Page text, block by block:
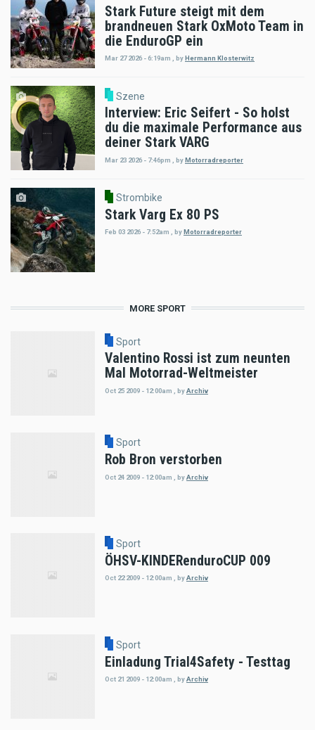
Stark Future steigt mit dem
brandneuen Stark OxMoto Team in
die EnduroGP ein
Mar 27 2026 - 6:19am byHermann Klosterwitz
Szene
Interview: Eric Seifert - So holst
du die maximale Performance aus
deiner Stark VARG
Mar 23 2026 - 7:46pm byMotorradreporter
Strombike
Stark Varg Ex 80 PS
Feb 03 2026 - 7:52am , by Motorradreporter
MORE SPORT
Sport
Valentino Rossi ist zum neunten
Mal Motorrad-Weltmeister
Oct 25 2009 - 12:00am byArchiv
Sport
Rob Bron verstorben
Oct 24 2009 - 12:00am byArchiv
Sport
ÖHSV-KINDERenduroCUP 009
Oct 22 2009 - 12:00am , byArchiv
Sport
Einladung Trial4Safety - Testtag
Oct 21 2009 - 12:00am byArchiv